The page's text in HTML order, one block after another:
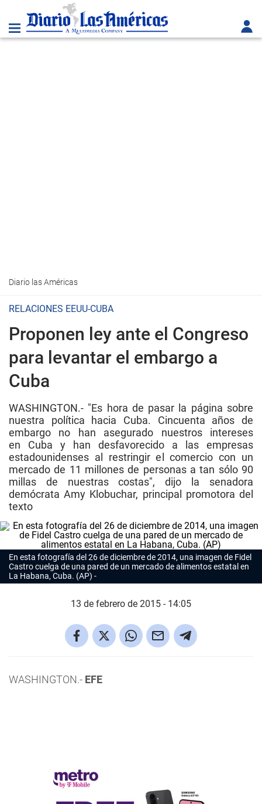
Diario las Américas
RELACIONES EEUU-CUBA
Proponen ley ante el Congreso
para levantar el embargo a
Cuba
WASHINGTON.- "Es hora de pasar la página sobre
nuestra política hacia Cuba. Cincuenta años de
embargo no han asegurado nuestros intereses
en Cuba y han desfavorecido a las empresas
estadounidenses al restringir el comercio con un
mercado de 11 millones de personas a tan sólo 90
millas de nuestras costas", dijo la senadora
demócrata Amy Klobuchar, principal promotora del
texto
En esta fotografía del 26 de diciembre de 2014, una imagen de Fidel
Castro cuelga de una pared de un mercado de alimentos estatal en
La Habana, Cuba. (AP)
13 de febrero de 2015 - 14:05
WASHINGTON.- EFE